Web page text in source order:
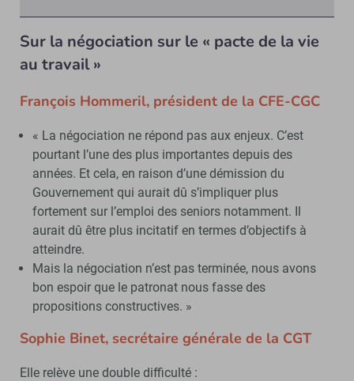
Sur la négociation sur le « pacte de la vie
au travail »
François Hommeril, président de la CFE-CGC
« La négociation ne répond pas aux enjeux. C’est
pourtant l’une des plus importantes depuis des
années. Et cela, en raison d’une démission du
Gouvernement qui aurait dû s’impliquer plus
fortement sur l’emploi des seniors notamment. Il
aurait dû être plus incitatif en termes d’objectifs à
atteindre.
Mais la négociation n’est pas terminée, nous avons
bon espoir que le patronat nous fasse des
propositions constructives. »
Sophie Binet, secrétaire générale de la CGT
Elle relève une double difficulté :